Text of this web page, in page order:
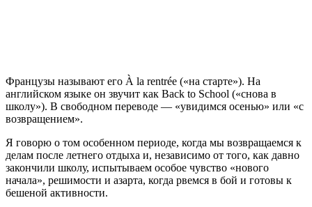
Французы называют его À la rentrée («на старте»). На
английском языке он звучит как Back to School («снова в
школу»). В свободном переводе — «увидимся осенью» или «с
возвращением».
Я говорю о том особенном периоде, когда мы возвращаемся к
делам после летнего отдыха и, независимо от того, как давно
закончили школу, испытываем особое чувство «нового
начала», решимости и азарта, когда рвемся в бой и готовы к
бешеной активности.